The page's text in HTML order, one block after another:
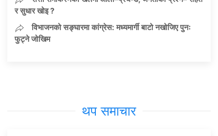
र सुधार खोइ ?
विभाजनको सङ्घारमा कांग्रेस: मध्यमार्गी बाटो नखोजिए पुनः
फुट्ने जोखिम
थप समाचार